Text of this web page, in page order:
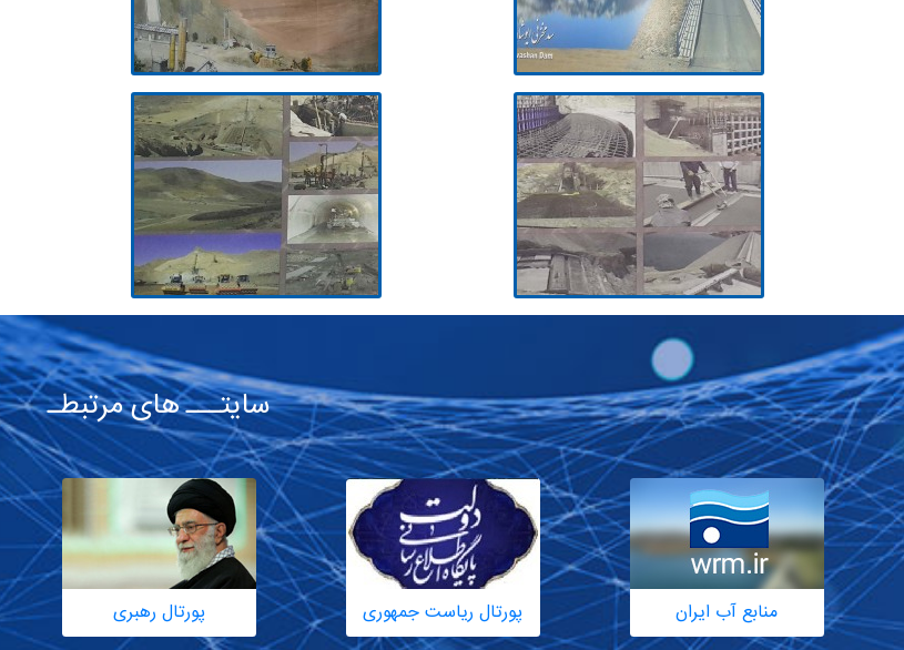
سایتـــ های مرتبطـ
منابع آب ایران پورتال ریاست جمهوری پورتال رهبری